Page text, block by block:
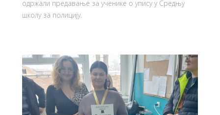
одржали предавање за ученике о упису у Средњу
школу за полицију.